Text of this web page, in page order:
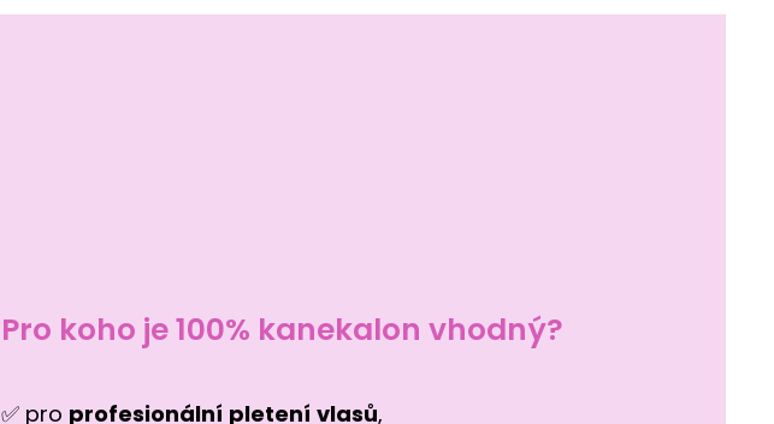
Pro koho je 100% kanekalon vhodný?
✅ pro profesionální pletení vlasů,